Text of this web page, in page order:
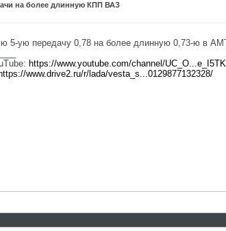
09.08.2023,10:36
на более длинную КПП ВАЗ
5-ую передачу 0,78 на более длинную 0,73-ю в
https://www.youtube.com/channel/
https://www.drive2.ru/r/lada/vesta_s...0129877132328/